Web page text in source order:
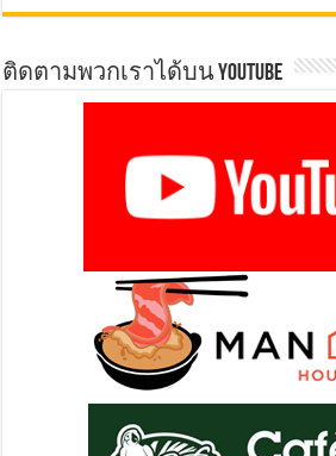
ติดตามพวกเราได้บน YOUTUBE